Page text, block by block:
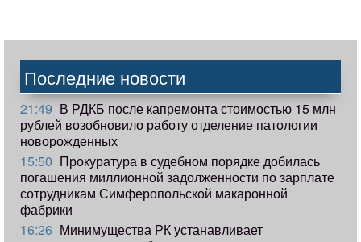
Последние новости
21:49 В РДКБ после капремонта стоимостью 15 млн
рублей возобновило работу отделение патологии
новорожденных
15:50 Прокуратура в судебном порядке добилась
погашения миллионной задолженности по зарплате
сотрудникам Симферопольской макаронной
фабрики
16:26 Минимущества РК устанавливает